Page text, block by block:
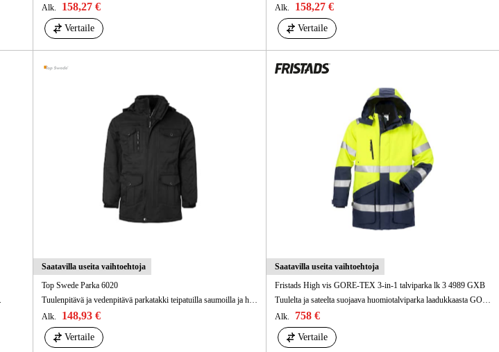
Alk.
158,27 €
Vertaile
Alk.
158,27 €
Vertaile
Saatavilla useita vaihtoehtoja
Top Swede Parka 6020
Tuulenpitävä ja vedenpitävä parkatakki teipatuilla saumoilla ja hyvä hengittävyys.
Alk.
148,93 €
Vertaile
Saatavilla useita vaihtoehtoja
Fristads High vis GORE-TEX 3-in-1 talviparka lk 3 4989 GXB
Tuulelta ja sateelta suojaava huomiotalviparka laadukkaasta GORE-TEX -materiaalista. Runsaasti toiminnallisia taskuja. Voidaan käyttää ympäri vuoden irrotettavan sisävuorin ansiosta.
Alk.
758 €
Vertaile